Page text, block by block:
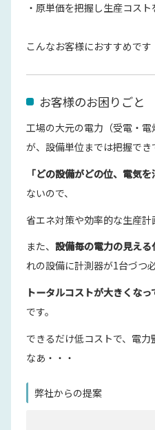
・原単価を把握し生産コス
こんなお客様におすすめです
お客様のお困りごと
工場の大元の電力（受電・
が、設備単位までは把握でき
「どの設備がどの位、電気を
ないので、
省エネ対策や効率的な生産計
また、 設備毎の電力の見える
れの設備に計測器が1台づつ必
トータルコストが大きくな
です。
できるだけ低コストで、電
なあ・・・
弊社からの提案